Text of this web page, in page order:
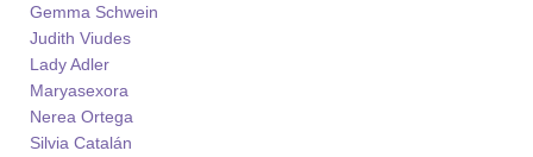
Gemma Schwein
Judith Viudes
Lady Adler
Maryasexora
Nerea Ortega
Silvia Catalán